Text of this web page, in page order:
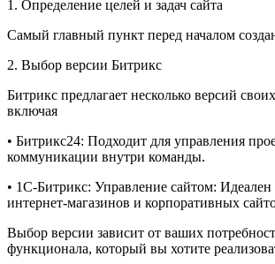
1. Определение целей и задач сайта
Самый главный пункт перед началом
2. Выбор версии Битрикс
Битрикс предлагает несколько версий
включая
• Битрикс24: Подходит для управления
коммуникации внутри команды.
• 1С-Битрикс: Управление сайтом: Идеален
интернет-магазинов и корпоративных
Выбор версии зависит от ваших
функционала, который вы хотите